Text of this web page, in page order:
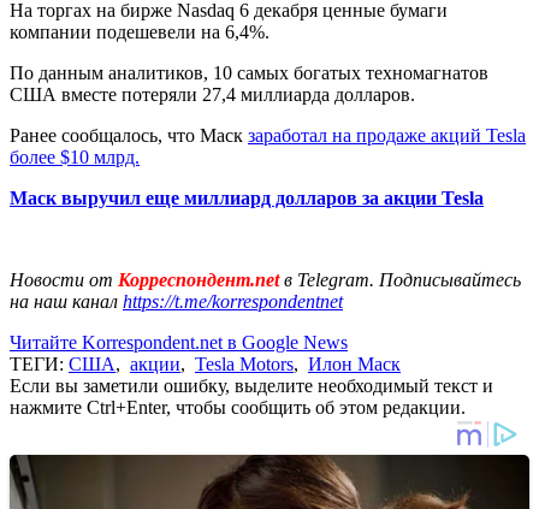
На торгах на бирже Nasdaq 6 декабря ценные бумаги
компании подешевели на 6,4%.
По данным аналитиков, 10 самых богатых техномагнатов
США вместе потеряли 27,4 миллиарда долларов.
Ранее сообщалось, что Маск заработал на продаже акций Tesla
более $10 млрд.
Маск выручил еще миллиард долларов за акции Tesla
Новости от Корреспондент.netв Telegram. Подписывайтесь
на наш канал https://t.me/korrespondentnet
Читайте Korrespondent.net в Google News
ТЕГИ: США, акции, Tesla Motors, Илон Маск
Если вы заметили ошибку, выделите необходимый текст и
нажмите Ctrl+Enter, чтобы сообщить об этом редакции.